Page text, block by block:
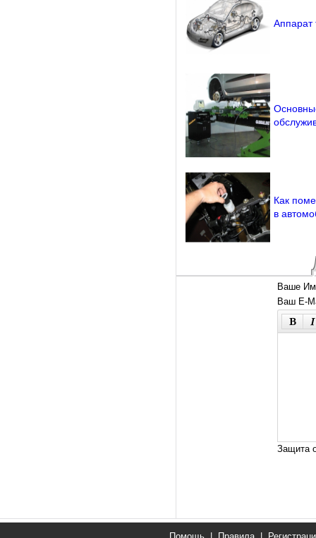
Аппарат
Как
в
Ваше
Ваш E-
Защита